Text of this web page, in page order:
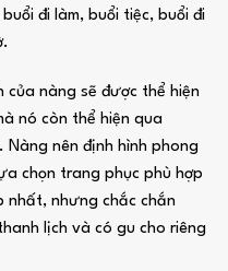
đi làm, buổi tiệc, buổi đi
của nàng sẽ được thể hiện
nó còn thể hiện qua
nên định hình phong
chọn trang phục phù hợp
nhất, nhưng chắc chắn
lịch và có gu cho riêng